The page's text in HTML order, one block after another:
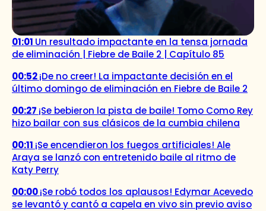
01:01 Un resultado impactante en la tensa jornada
de eliminación | Fiebre de Baile 2 | Capítulo 85
00:52¡De no creer! La impactante decisión en el
último domingo de eliminación en Fiebre de Baile 2
00:27 ¡Se bebieron la pista de baile! Tomo Como Rey
hizo bailar con sus clásicos de la cumbia chilena
00:11 ¡Se encendieron los fuegos artificiales! Ale
Araya se lanzó con entretenido baile al ritmo de
Katy Perry
00:00¡Se robó todos los aplausos! Edymar Acevedo
se levantó y cantó a capela en vivo sin previo aviso